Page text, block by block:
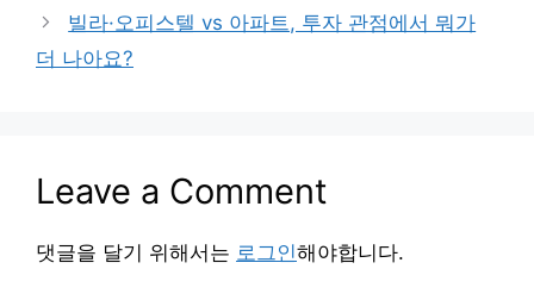
빌라·오피스텔 vs 아파트, 투자 관점에서 뭐가
더 나아요?
Leave a Comment
댓글을 달기 위해서는 로그인해야합니다.